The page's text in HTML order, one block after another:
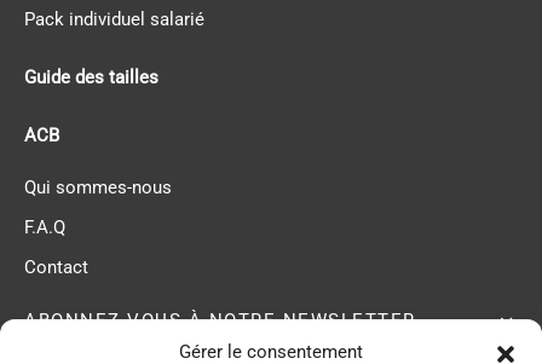
Gérer le consentement
ABONNEZ-VOUS À NOTRE NEWSLETTER
Pack individuel salarié
Guide des tailles
ACB
Qui sommes-nous
F.A.Q
Contact